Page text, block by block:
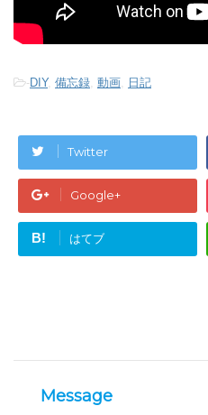
-DIY, 備忘録 動画 日記
Twitter
Google+
B! はてブ
Message